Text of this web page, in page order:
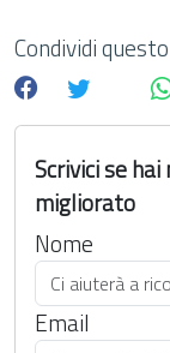
Condividi
Scrivici se
migliorato
Nome
Email